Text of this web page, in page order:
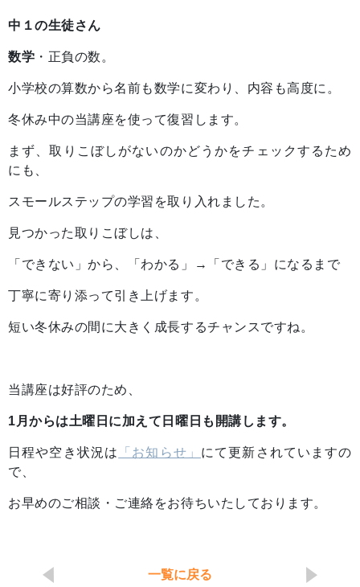
中１の生徒さん
数学 ・正負の数。
小学校の算数から名前も数学に変わり、内容も高度に。
冬休み中の当講座を使って復習します。
まず、取りこぼしがないのかどうかをチェックするため
にも、
スモールステップの学習を取り入れました。
見つかった取りこぼしは、
「できない」から、「わかる」→「できる」になるまで
丁寧に寄り添って引き上げます。
短い冬休みの間に大きく成長するチャンスですね。
当講座は好評のため、
1月からは土曜日に加えて日曜日も開講します。
日程や空き状況は 「お知らせ」 にて更新されていますの
で、
お早めのご相談・ご連絡をお待ちいたしております。
一覧に戻る